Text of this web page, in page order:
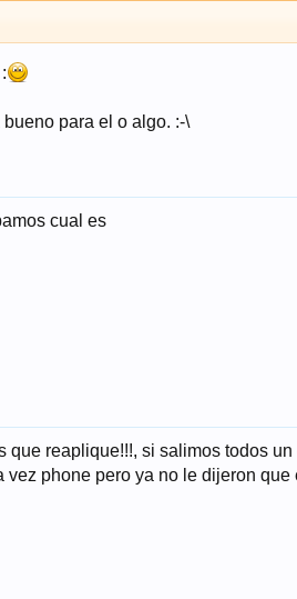
para el o algo. :-\
cual es
que reaplique!!!, si salimos todos un
phone pero ya no le dijeron